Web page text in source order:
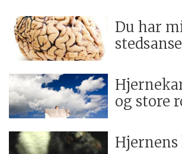
Du har
og store